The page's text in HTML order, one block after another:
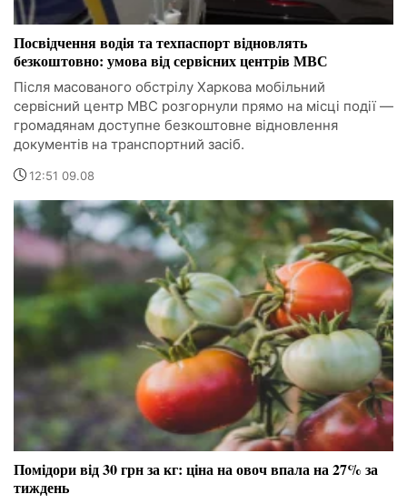
Посвідчення водія та техпаспорт відновлять
безкоштовно: умова від сервісних центрів МВС
Після масованого обстрілу Харкова мобільний
сервісний центр МВС розгорнули прямо на місці події —
громадянам доступне безкоштовне відновлення
документів на транспортний засіб.
12:51 09.08
Помідори від 30 грн за кг: ціна на овоч впала на 27% за
тиждень